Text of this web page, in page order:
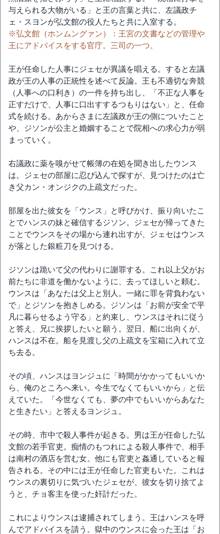
与えられる大物がいる」と王の言葉と共に、左議政チ
ェ・スヨンが弘文館の役人たちと共に入室する。
※弘文館（ホンムングァン）：王宮の文書などの管理や
王にアドバイスをする官庁。三司の一つ。
王が任命した人事にジェセが異議を唱える。すると左議
政が王の人事の正統性を述べて反論。王も不適切な奔競
（人事への口利き）の一件を持ち出し、「不正な人事を
正すだけで、人事に口出すするつもりはない」と、任命
式を続ける。あからさまに左議政が王の側についたこと
や、ジソンが公主と婚姻することで院相への求心力が弱
まっていく。
右議政に薬を嗅がせて帳簿の在処を聞き出したウンス
は。ジェセの部屋に忍び込んで探すが、見つけたのは亡
き父カン・オンジクの上疏文だった。
部屋を出た彼女を「ウンス」と呼びかけ、振り向いたこ
とでハンスの妹と確信するジソン。ジェセが帰ってきた
ことでウンスをその場から連れ出すが、ジェセはウンス
が落とした銀粧刀を見つける。
ジソンは跪いて父の代わりに謝罪する。これ以上父がお
前たちに非道を働かないように、去ってほしいと頼む。
ウンスは「あなたは父上と別人。一緒に罪を背負わない
で」とジソンを抱きしめる。ジソンは「お前が安全で平
凡に暮らせるよう守る」と約束し、ウンスはそれに従う
と答え、兄に挨拶したいと願う。翌日、船に出向くが、
ハンスは不在。船を見渡し父の上疏文を宝箱に入れて立
ち去る。
その頃、ハンスはヨンジュに「時間がかかってもいいか
ら、俺のところへ来い。今生でなくてもいいから」と伝
えていた。「今世なくても、夢の中でもいいからあなた
と生きたい」と答えるヨンジュ。
その時、市中で殺人事件が起きる。男は王が任命した弘
文館の若手官吏。痴情のもつれによる殺人事件で、相手
は南村の酒店を営む女。他にも官吏と姦通していると報
告される。その中には王が任命した官吏もいた。これは
ウンスの裏切りに気づいたジェセが、彼女を切り捨てよ
うと、チョ客主を使った奸計だった。
これによりウンスは逮捕されてしまう。王はハンスを呼
んでアドバイスを請う。獄中のウンスに会った王は「お